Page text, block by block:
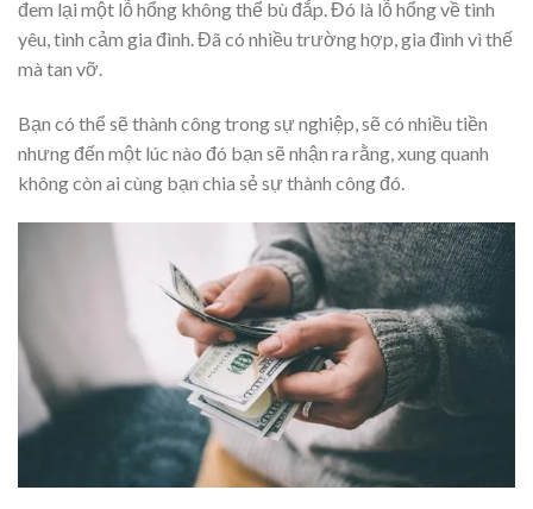
đem lại một lỗ hổng không thể bù đắp. Đó là lỗ hổng về tình
yêu, tình cảm gia đình. Đã có nhiều trường hợp, gia đình vì thế
mà tan vỡ.
Bạn có thể sẽ thành công trong sự nghiệp, sẽ có nhiều tiền
nhưng đến một lúc nào đó bạn sẽ nhận ra rằng, xung quanh
không còn ai cùng bạn chia sẻ sự thành công đó.